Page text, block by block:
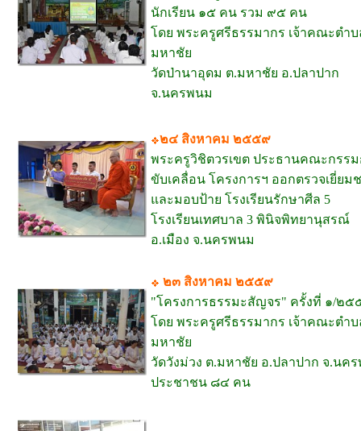
นักเรียน ๑๕ คน รวม ๙๕ คน
โดย พระครูศรีธรรมากร เจ้าคณะตำ
มหาชัย
วัดป่านาอุดม ต.มหาชัย อ.ปลาปาก
จ.นครพนม
๒๔ สิงหาคม ๒๕๕๙
พระครูวิชิตวรเขต ประธานคณะกรรม
ขับเคลื่อน โครงการฯ ออกตรวจเยี่ยม
และมอบป้าย โรงเรียนรักษาศีล 5
โรงเรียนเทศบาล 3 พินิจพิทยานุสรณ์
อ.เมือง จ.นครพนม
๒๓ สิงหาคม ๒๕๕๙
"โครงการธรรมะสัญจร" ครั้งที่ ๑/๒๕
โดย พระครูศรีธรรมากร เจ้าคณะตำ
มหาชัย
วัดวังม่วง ต.มหาชัย อ.ปลาปาก จ.นค
ประชาชน ๘๔ คน